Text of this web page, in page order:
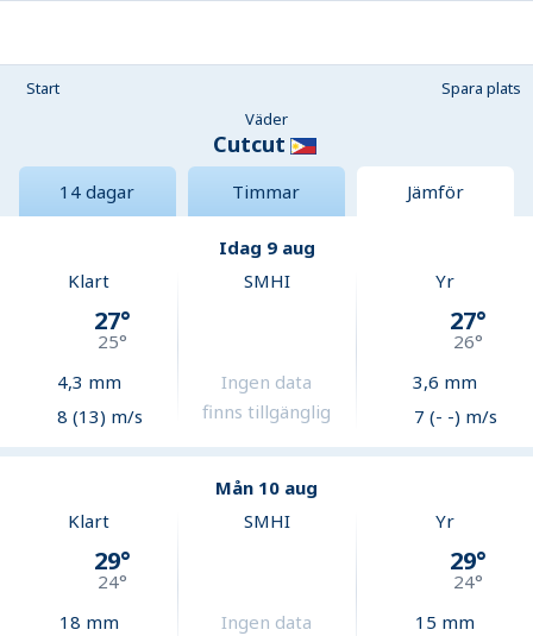
Start
Spara plats
Väder
Cutcut
14 dagar Timmar Jämför
Idag 9 aug
Klart
27°
25°
4,3 mm
8 (13) m/s
SMHI
Ingen data
finns tillgänglig
Yr
27°
26°
3,6 mm
7 (- -) m/s
Mån 10 aug
Klart
29°
24°
18 mm
SMHI
Ingen data
Yr
29°
24°
15 mm